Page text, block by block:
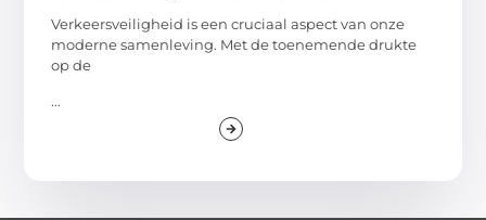
Verkeersveiligheid is een cruciaal aspect van onze
moderne samenleving. Met de toenemende drukte
op de
...